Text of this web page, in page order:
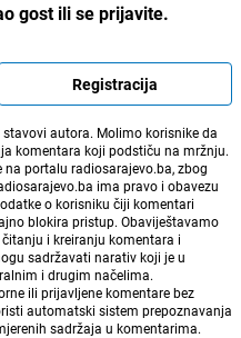
gost ili se prijavite.
Registracija
autora. Molimo korisnike da
komentara koji podstiču na mržnju.
portalu radiosarajevo.ba, zbog
ima pravo i obavezu
o korisniku čiji komentari
blokira pristup. Obaviještavamo
i kreiranju komentara i
sadržavati narativ koji je u
i drugim načelima.
ili prijavljene komentare bez
automatski sistem prepoznavanja
sadržaja u komentarima.